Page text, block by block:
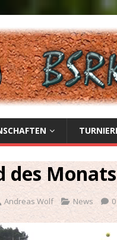
des Monats
Andreas Wolf News 0